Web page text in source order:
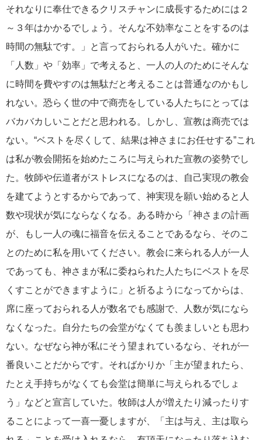
それなりに奉仕できるクリスチャンに成長するためには２
～３年はかかるでしょう。そんな不効率なことをするのは
時間の無駄です。」と言っておられる人がいた。確かに
「人数」や「効率」で考えると、一人の人のためにそんな
に時間を費やすのは無駄だと考えることは普通なのかもし
れない。恐らく世の中で商売をしている人たちにとっては
バカバカしいことだと思われる。しかし、宣教は商売では
ない。“ベストを尽くして、結果は神さまにお任せする”これ
は私が教会開拓を始めたころに与えられた宣教の姿勢でし
た。牧師や伝道者がストレスになるのは、自己実現の教会
を建てようとするからであって、神実現を願い始めると人
数や現状が気にならなくなる。ある時から「神さまの計画
が、もし一人の魂に福音を伝えることであるなら、そのこ
とのために私を用いてください。教会に来られる人が一人
であっても、神さまが私に委ねられた人たちにベストを尽
くすことができますように」と祈るようになってからは、
席に座っておられる人が数名でも感謝で、人数が気になら
なくなった。自分たちの会堂がなくても羨ましいとも思わ
ない。なぜなら神が私にそう望まれているなら、それが一
番良いことだからです。そればかりか「主が望まれたら、
たとえ手持ちがなくても会堂は簡単に与えられるでしょ
う」などと宣言していた。牧師は人が増えたり減ったりす
ることによって一喜一憂しますが、「主は与え、主は取ら